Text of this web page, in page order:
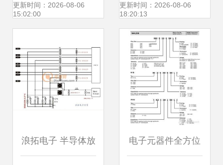
产品列表概览
更新时间：2026-08-06
15:02:00
放板
更新时间：2026-08-06
18:20:13
浪拓电子 半导体放 电子元器件全方位